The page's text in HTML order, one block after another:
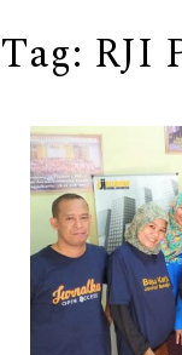
Tag: RJI